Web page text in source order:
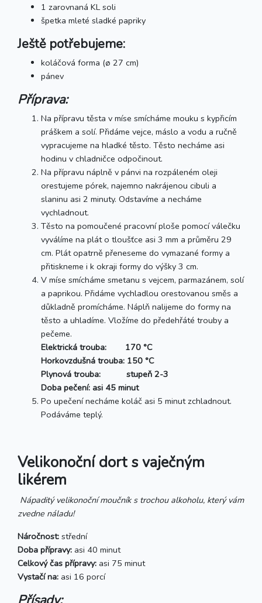
1 zarovnaná KL soli
špetka mleté sladké papriky
Ještě potřebujeme:
koláčová forma (ø 27 cm)
pánev
Příprava:
Na přípravu těsta v míse smícháme mouku s kypřicím
práškem a solí. Přidáme vejce, máslo a vodu a ručně
vypracujeme na hladké těsto. Těsto necháme asi
hodinu v chladničce odpočinout.
Na přípravu náplně v pánvi na rozpáleném oleji
orestujeme pórek, najemno nakrájenou cibuli a
slaninu asi 2 minuty. Odstavíme a necháme
vychladnout.
Těsto na pomoučené pracovní ploše pomocí válečku
vyválíme na plát o tloušťce asi 3 mm a průměru 29
cm. Plát opatrně přeneseme do vymazané formy a
přitiskneme i k okraji formy do výšky 3 cm.
V míse smícháme smetanu s vejcem, parmazánem, solí
a paprikou. Přidáme vychladlou orestovanou směs a
důkladně promícháme. Náplň nalijeme do formy na
těsto a uhladíme. Vložíme do předehřáté trouby a
pečeme.
Elektrická trouba: 170 °C
Horkovzdušná trouba: 150 °C
Plynová trouba: stupeň 2-3
Doba pečení: asi 45 minut
Po upečení necháme koláč asi 5 minut zchladnout.
Podáváme teplý.
Velikonoční dort s vaječným
likérem
Nápaditý velikonoční moučník s trochou alkoholu, který vám
zvedne náladu!
Náročnost: střední
Doba přípravy: asi 40 minut
Celkový čas přípravy: asi 75 minut
Vystačí na: asi 16 porcí